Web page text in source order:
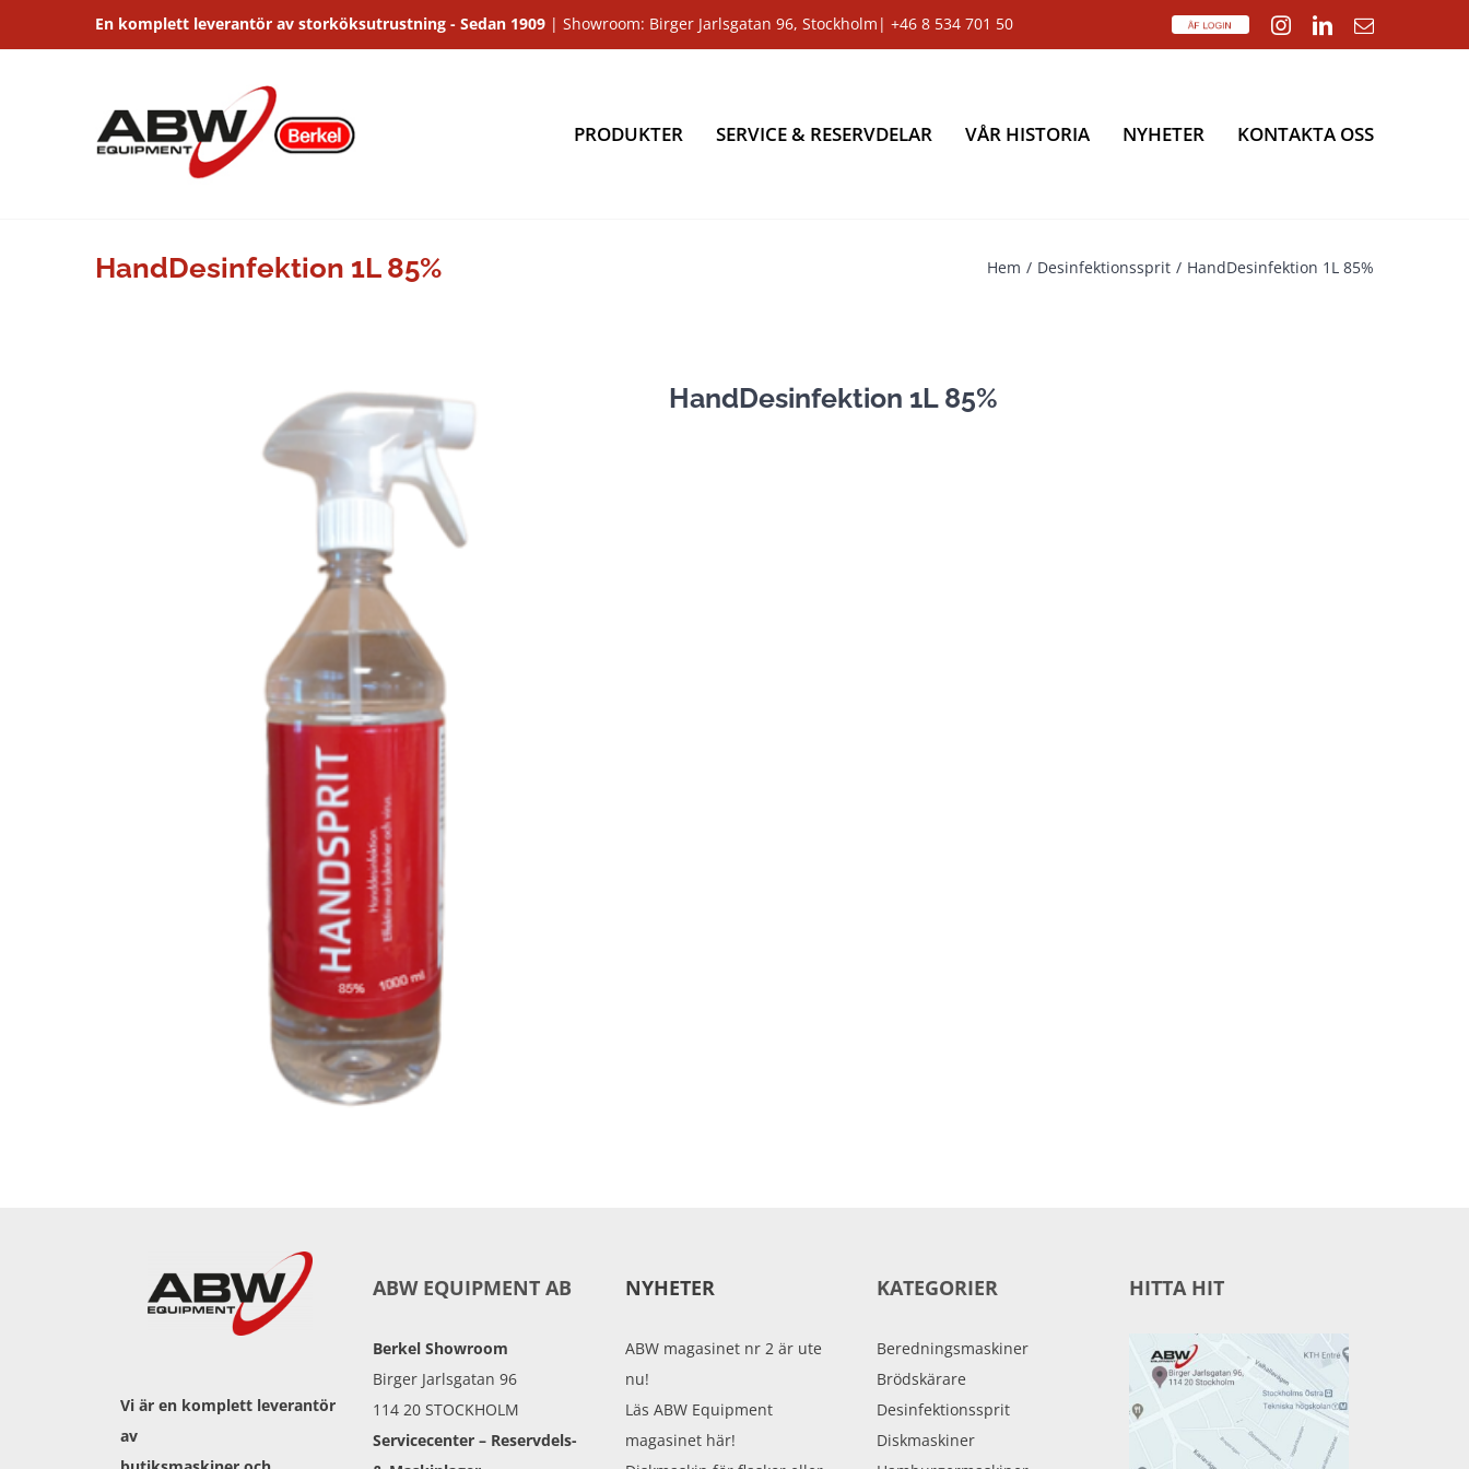
till
En komplett leverantör av storköksutrustning - Sedan 1909 | Showroom: Birger Jarlsgatan 96, Stockholm| +46 8 534 701 50
ÅF
Instagram
LinkedIn
E-
PRODUKTER SERVICE & RESERVDELAR VÅR HISTORIA NYHETER KONTAKTA OSS
HandDesinfektion 1L 85% Hem Desinfektionssprit HandDesinfektion 1L 85%
HandDesinfektion 1L 85%
Vi är en komplett leverantör
av
ABW EQUIPMENT AB
Berkel Showroom
Birger Jarlsgatan 96
114 20 STOCKHOLM
Servicecenter – Reservdels-
NYHETER
ABW magasinet nr 2 är ute
nu!
Läs ABW Equipment
magasinet här!
KATEGORIER
Beredningsmaskiner
Brödskärare
Desinfektionssprit
Diskmaskiner
HITTA HIT